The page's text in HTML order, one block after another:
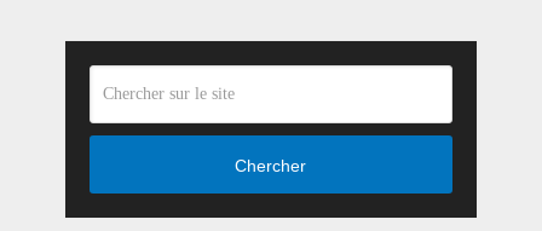
Chercher